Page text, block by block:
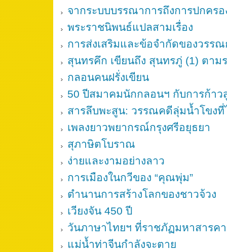
จากระบบบรรณาการถึงการปกคร
พระราชนิพนธ์แปลสามเรื่อง
การส่งเสริมและข้อจำกัดของวรร
สุนทรคึก เขียนถึง สุนทรภู่ (1) ตาม
กลอนคนฝรั่งเขียน
50 ปีสมาคมนักกลอนฯ กับการก้าว
สารลึบพะสูน: วรรณคดีลุ่มน้ำโขงที่
เพลงยาวพยากรณ์กรุงศรีอยุธยา
สุภาษิตโบราณ
ง่ายและงามอย่างลาว
การเมืองในกวีของ “คุณพุ่ม”
ตำนานการสร้างโลกของชาวจ้วง
เวียงจัน 450 ปี
วันภาษาไทยฯ ที่ราชภัฏมหาสารค
แม่น้ำท่าจีนกำลังจะตาย